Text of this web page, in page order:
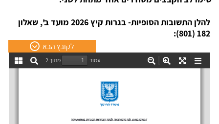
להלן התשובות הסופיות- בגרות קיץ 2026 מועד ב', שאלון
182 (801):
לקובץ הבא